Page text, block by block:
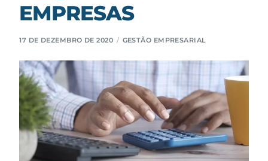
EMPRESAS
17 DE DEZEMBRO DE 2020 GESTÃO EMPRESARIAL
Portfolio